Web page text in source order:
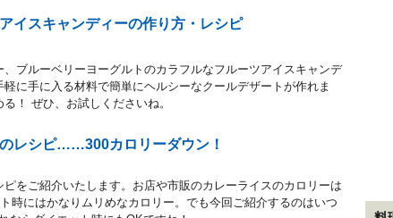
イスキャンディーの作り方・レシピ
ブルーベリーヨーグルトのカラフルなフルーツアイスキャンデ
に手に入る材料で簡単にヘルシーなクールデザートが作れま
！ ぜひ、お試しくださいね。
レシピ……300カロリーダウン！
をご紹介いたします。お店や市販のカレーライスのカロリーは
時にはかなりムリめなカロリー。でも今回ご紹介するのはいつ